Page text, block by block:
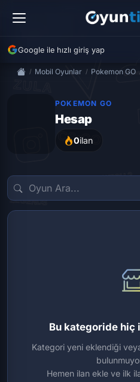
Google ile hızlı giriş yap
Mobil Oyunlar Pokemon GO
POKEMON GO
Hesap
0ilan
Bu kategoride hiç
Kategori yeni eklendiği
Hemen ilan ekle ve ilk